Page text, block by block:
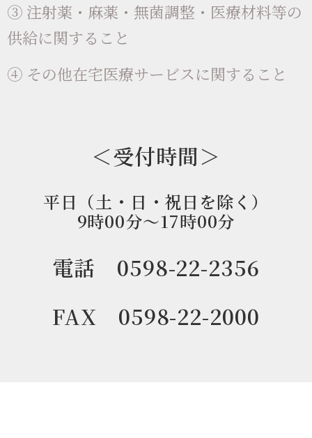
③ 注射薬・麻薬・無菌調整・医療材料等の
供給に関すること
④ その他在宅医療サービスに関すること
＜受付時間＞
平日（土・日・祝日を除く）
9時00分～17時00分
電話 0598-22-2356
FAX 0598-22-2000